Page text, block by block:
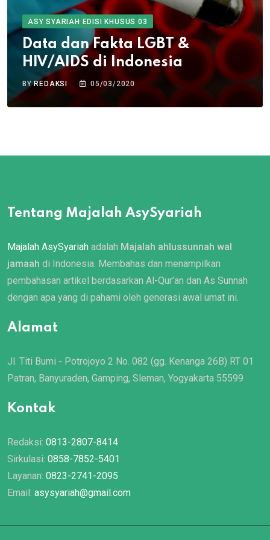
ASY SYARIAH EDISI KHUSUS 03
Data dan Fakta LGBT &
HIV/AIDS di Indonesia
BYREDAKSI 05/03/2020
Tentang Majalah AsySyariah
Majalah AsySyariah adalah Majalah ahlussunnah wal
jamaah di Indonesia. Membahas dan menampilkan
pembahasan artikel berdasarkan Al-Qur’an dan As Sunnah
dengan apa yang di pahami oleh generasi awal umat ini.
Alamat
Jl. Titi Bumi - Potrojoyo 2 No. 082 (gg. Kenanga 26B) RT 01
Patran, Banyuraden, Gamping, Sleman, Yogyakarta 55599
Kontak
Redaksi: 0813-2807-8414
Sirkulasi: 0858-7852-5401
Layanan: 0823-2741-2095
Email: asysyariah@gmail.com